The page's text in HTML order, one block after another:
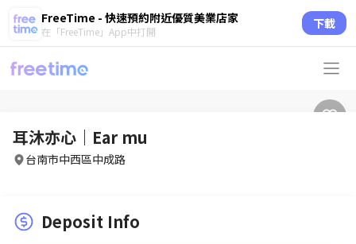
FreeTime - 快速預約附近優質美業店家
在「FreeTime」App中打開 下載
耳沐亦心｜Ear mu
台南市中西區中成路
Deposit Info